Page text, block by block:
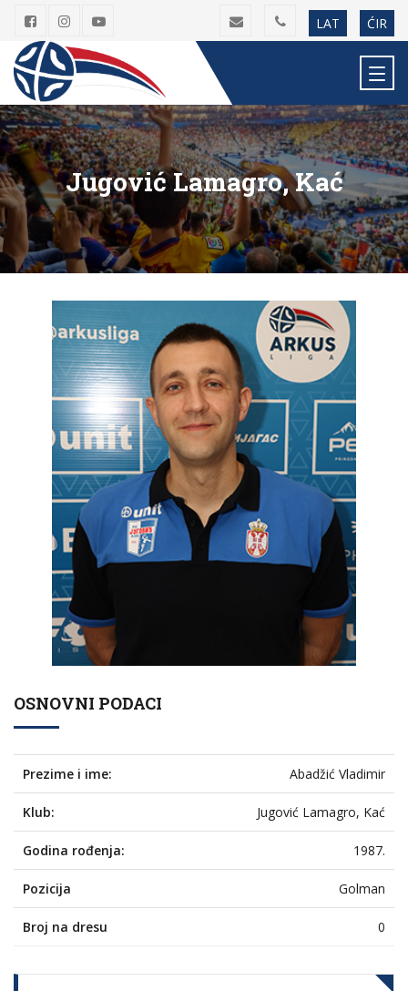
LAT ĆIR
Jugović Lamagro, Kać
OSNOVNI PODACI
Prezime i ime: Abadžić Vladimir
Klub: Jugović Lamagro, Kać
Godina rođenja: 1987.
Pozicija Golman
Broj na dresu 0